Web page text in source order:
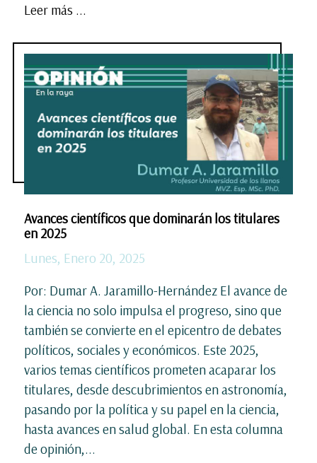
Leer más ...
Avances científicos que dominarán los titulares
en 2025
Lunes, Enero 20, 2025
Por: Dumar A. Jaramillo-Hernández El avance de
la ciencia no solo impulsa el progreso, sino que
también se convierte en el epicentro de debates
políticos, sociales y económicos. Este 2025,
varios temas científicos prometen acaparar los
titulares, desde descubrimientos en astronomía,
pasando por la política y su papel en la ciencia,
hasta avances en salud global. En esta columna
de opinión,...